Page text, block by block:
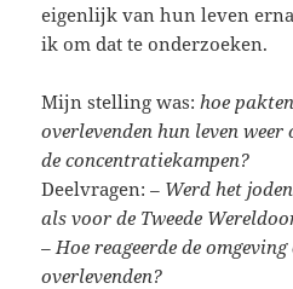
eigenlijk van hun leven
ik om dat te onderzoeken.
Mijn stelling was: hoe
overlevenden hun leven
de concentratiekampen?
Deelvragen: – Werd het
als voor de Tweede
– Hoe reageerde de
overlevenden?